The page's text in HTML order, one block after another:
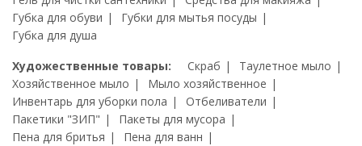
Губка для обуви
Губки для мытья посуды
Губка для душа
Художественные товары:
Скраб
Таулетное мыло
Хозяйственное мыло
Мыло хозяйственное
Инвентарь для уборки пола
Отбеливатели
Пакетики "ЗИП"
Пакеты для мусора
Пена для бритья
Пена для ванн